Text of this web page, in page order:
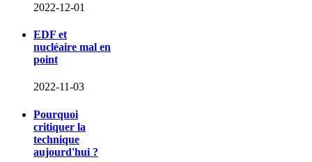
2022-12-01
EDF et
nucléaire mal en
point
2022-11-03
Pourquoi
critiquer la
technique
aujourd'hui ?